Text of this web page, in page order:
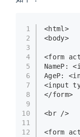
1
2
3
4
5
6
7
8
9
10
11
12
<html>
<body>
<form
NameP:
AgeP:
<input
</form>
<br />
<form